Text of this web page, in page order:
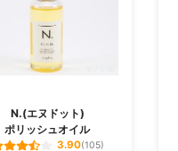
N.(エヌドット)
ポリッシュオイル
3.90(105)